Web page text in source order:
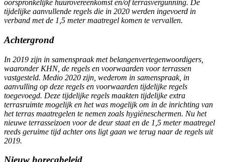
oorspronkelijke huurovereenkomst en/of terrasvergunning. De
tijdelijke aanvullende regels die in 2020 werden ingevoerd in
verband met de 1,5 meter maatregel komen te vervallen.
Achtergrond
In 2019 zijn in samenspraak met belangenvertegenwoordigers,
waaronder KHN, de regels en voorwaarden voor terrassen
vastgesteld. Medio 2020 zijn, wederom in samenspraak, in
aanvulling op deze regels en voorwaarden tijdelijke regels
toegevoegd. Deze tijdelijke regels maakten tijdelijke extra
terrasruimte mogelijk en het was mogelijk om in de inrichting van
het terras maatregelen te nemen zoals hygiëneschermen. Nu het
nieuwe terrasseizoen voor de deur staat en de 1,5 meter maatregel
reeds geruime tijd achter ons ligt gaan we terug naar de regels uit
2019.
Nieuw horecabeleid